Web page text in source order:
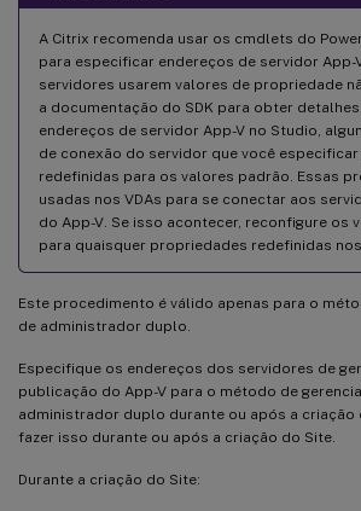
A Citrix recomenda usar os cmdlets do
para especificar endereços de servidor App-
servidores usarem valores de propriedade
a documentação do SDK para obter
endereços de servidor App-V no Studio,
de conexão do servidor que você
redefinidas para os valores padrão. Essas
usadas nos VDAs para se conectar aos
do App-V. Se isso acontecer, reconfigure os
para quaisquer propriedades redefinidas
Este procedimento é válido apenas para o
de administrador duplo.
Especifique os endereços dos servidores de
publicação do App-V para o método de
administrador duplo durante ou após a criação
fazer isso durante ou após a criação do Site.
Durante a criação do Site: